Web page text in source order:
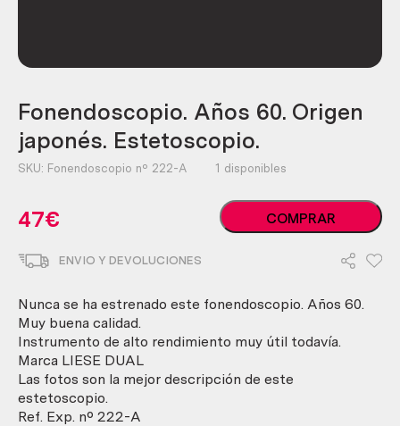
Fonendoscopio. Años 60. Origen
japonés. Estetoscopio.
SKU: Fonendoscopio nº 222-A 1 disponibles
47€
Fonendoscopio.
Años
Estetoscopio.
COMPRAR
ENVIO Y DEVOLUCIONES
Nunca se ha estrenado este fonendoscopio. Años 60.
Muy buena calidad.
Instrumento de alto rendimiento muy útil todavía.
Marca LIESE DUAL
Las fotos son la mejor descripción de este
estetoscopio.
Ref. Exp. nº 222-A